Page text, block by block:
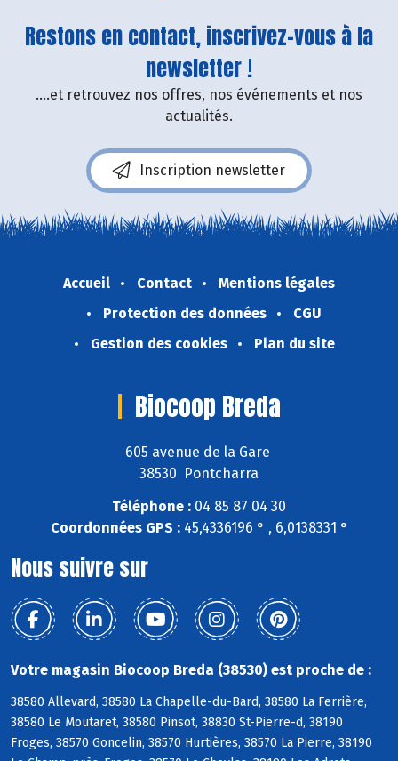
Restons en contact, inscrivez-vous à la
newsletter !
....et retrouvez nos offres, nos événements et nos
actualités.
Inscription newsletter
Accueil Contact
Mentions légales
Protection des données
CGU
Gestion des cookies
Plan du site
Biocoop Breda
605 avenue de la Gare
38530 Pontcharra
Téléphone : 04 85 87 04 30
Coordonnées GPS :45,4336196 ° , 6,0138331 °
Nous suivre sur
Votre magasin Biocoop Breda (38530) est proche de :
38580 Allevard, 38580 La Chapelle-du-Bard, 38580 La Ferrière,
38580 Le Moutaret, 38580 Pinsot, 38830 St-Pierre-d, 38190
Froges, 38570 Goncelin, 38570 Hurtières, 38570 La Pierre, 38190